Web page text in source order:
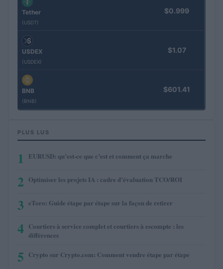
Tether
(USDT)
$0.999
USDEX
(USDEX)
$1.07
BNB
(BNB)
$601.41
PLUS LUS
1 EURUSD: qu’est-ce que c’est et comment ça marche
2 Optimiser les projets IA : cadre d’évaluation TCO/ROI
3 eToro: Guide étape par étape sur la façon de retirer
4 Courtiers à service complet et courtiers à escompte : les
différences
5 Crypto sur Crypto.com: Comment vendre étape par étape